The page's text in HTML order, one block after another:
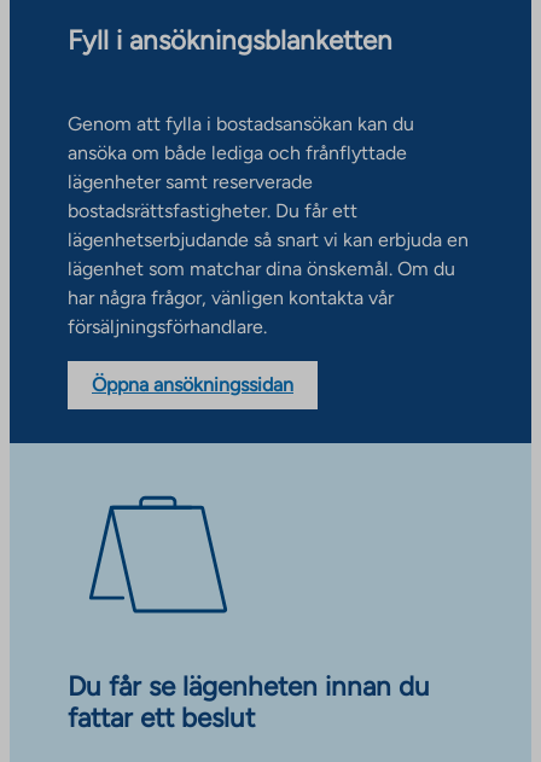
Fyll i ansökningsblanketten
Genom att fylla i bostadsansökan kan du
ansöka om både lediga och frånflyttade
lägenheter samt reserverade
bostadsrättsfastigheter. Du får ett
lägenhetserbjudande så snart vi kan erbjuda en
lägenhet som matchar dina önskemål. Om du
har några frågor, vänligen kontakta vår
försäljningsförhandlare.
Öppna ansökningssidan
Du får se lägenheten innan du
fattar ett beslut